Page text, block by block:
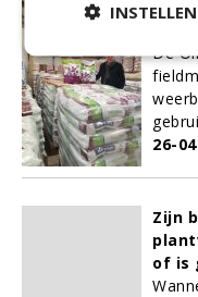
'Wij
De
26-
Zijn
of is
INSTELLEN